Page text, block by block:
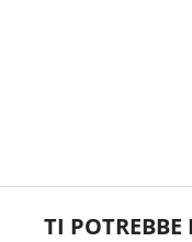
TI POTREBBE